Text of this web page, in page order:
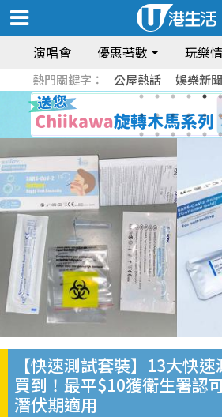
演唱會 優惠著數 玩樂
熱門關鍵字： 公屋熱話 娛樂新聞
【快速測試套裝】13大快
買到！最平$10獲衛生署認
潛伏期適用